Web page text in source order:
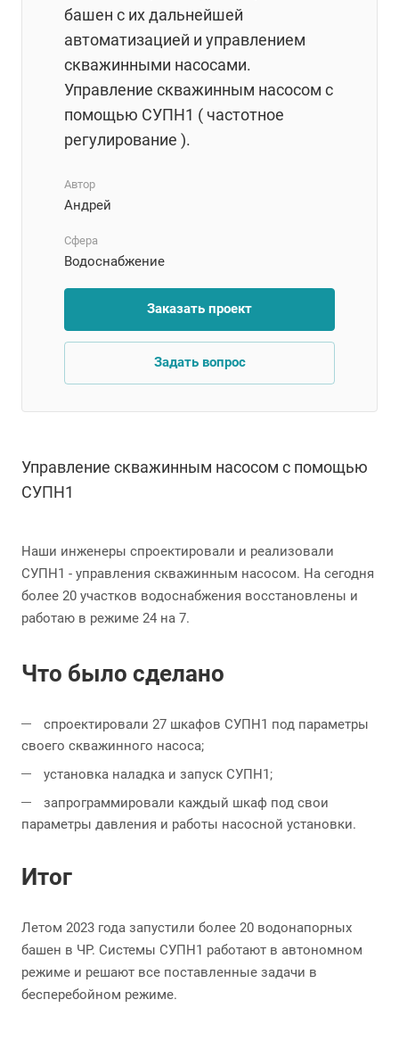
башен с их дальнейшей
автоматизацией и управлением
скважинными насосами.
Управление скважинным насосом с
помощью СУПН1 ( частотное
регулирование ).
Автор
Андрей
Сфера
Водоснабжение
Заказать проект
Задать вопрос
Управление скважинным насосом с помощью
СУПН1
Наши инженеры спроектировали и реализовали
СУПН1 - управления скважинным насосом. На сегодня
более 20 участков водоснабжения восстановлены и
работаю в режиме 24 на 7.
Что было сделано
спроектировали 27 шкафов СУПН1 под параметры
своего скважинного насоса;
установка наладка и запуск СУПН1;
запрограммировали каждый шкаф под свои
параметры давления и работы насосной установки.
Итог
Летом 2023 года запустили более 20 водонапорных
башен в ЧР. Системы СУПН1 работают в автономном
режиме и решают все поставленные задачи в
бесперебойном режиме.